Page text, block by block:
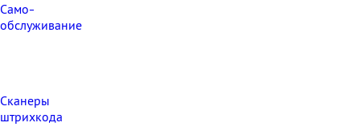
Само-
обслуживание
Сканеры
штрихкода